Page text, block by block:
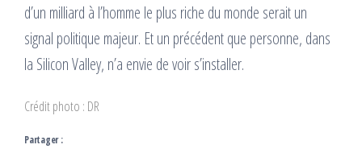
d’un milliard à l’homme le plus riche du monde serait un
signal politique majeur. Et un précédent que personne, dans
la Silicon Valley, n’a envie de voir s’installer.
Crédit photo : DR
Partager :